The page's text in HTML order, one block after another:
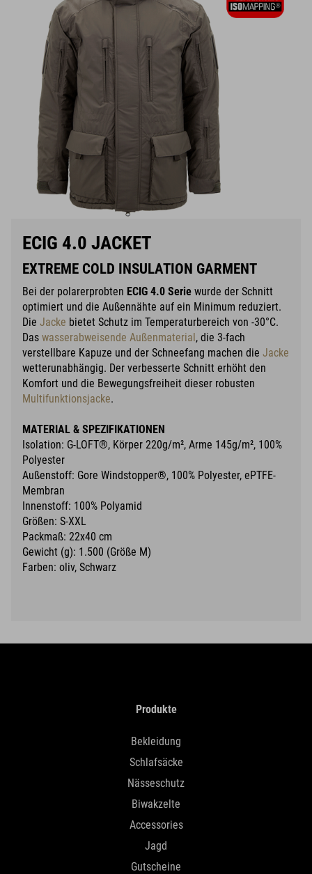
ECIG 4.0 JACKET
EXTREME COLD INSULATION GARMENT
Bei der polarerprobten ECIG 4.0 Serie wurde der Schnitt
optimiert und die Außennähte auf ein Minimum reduziert.
Die Jacke bietet Schutz im Temperaturbereich von -30°C.
Das wasserabweisende Außenmaterial, die 3-fach
verstellbare Kapuze und der Schneefang machen die Jacke
wetterunabhängig. Der verbesserte Schnitt erhöht den
Komfort und die Bewegungsfreiheit dieser robusten
Multifunktionsjacke.
MATERIAL & SPEZIFIKATIONEN
Isolation: G-LOFT®, Körper 220g/m², Arme 145g/m², 100%
Polyester
Außenstoff: Gore Windstopper®, 100% Polyester, ePTFE-
Membran
Innenstoff: 100% Polyamid
Größen: S-XXL
Packmaß: 22x40 cm
Gewicht (g): 1.500 (Größe M)
Farben: oliv, Schwarz
Produkte
Bekleidung
Schlafsäcke
Nässeschutz
Biwakzelte
Accessories
Jagd
Gutscheine